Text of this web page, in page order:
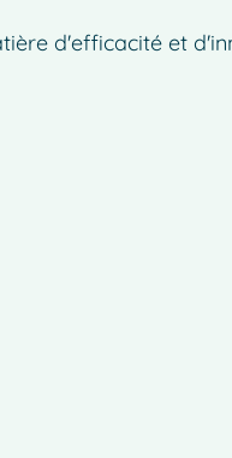
d'efficacité et